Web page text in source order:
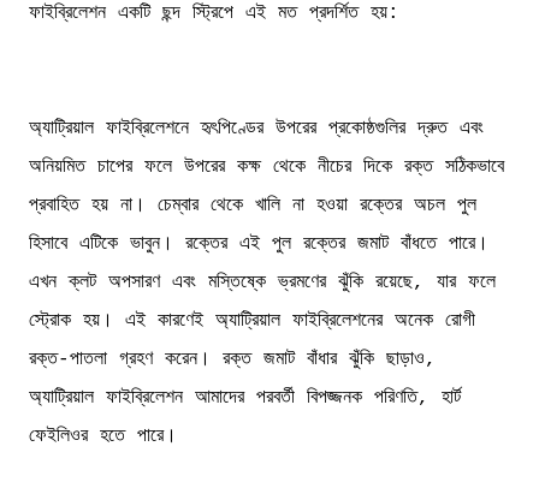
ফাইব্রিলেশন একটি ছন্দ স্ট্রিপে এই মত প্রদর্শিত হয়:
অ্যাট্রিয়াল ফাইব্রিলেশনে হৃৎপিণ্ডের উপরের প্রকোষ্ঠগুলির দ্রুত এবং
অনিয়মিত চাপের ফলে উপরের কক্ষ থেকে নীচের দিকে রক্ত সঠিকভাবে
প্রবাহিত হয় না। চেম্বার থেকে খালি না হওয়া রক্তের অচল পুল
হিসাবে এটিকে ভাবুন। রক্তের এই পুল রক্তের জমাট বাঁধতে পারে।
এখন ক্লট অপসারণ এবং মস্তিষ্কে ভ্রমণের ঝুঁকি রয়েছে, যার ফলে
স্ট্রোক হয়। এই কারণেই অ্যাট্রিয়াল ফাইব্রিলেশনের অনেক রোগী
রক্ত-পাতলা গ্রহণ করেন। রক্ত জমাট বাঁধার ঝুঁকি ছাড়াও,
অ্যাট্রিয়াল ফাইব্রিলেশন আমাদের পরবর্তী বিপজ্জনক পরিণতি, হার্ট
ফেইলিওর হতে পারে।